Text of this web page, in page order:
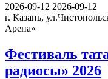
2026-09-12 2026-09-12
г. Казань,
Арена»
Фестиваль
радиосы» 2026